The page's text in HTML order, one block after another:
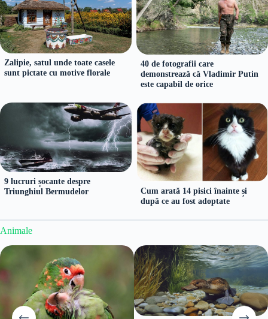
Zalipie, satul unde toate casele
sunt pictate cu motive florale
40 de fotografii care
demonstrează că Vladimir Putin
este capabil de orice
9 lucruri șocante despre
Triunghiul Bermudelor
Cum arată 14 pisici înainte și
după ce au fost adoptate
Animale